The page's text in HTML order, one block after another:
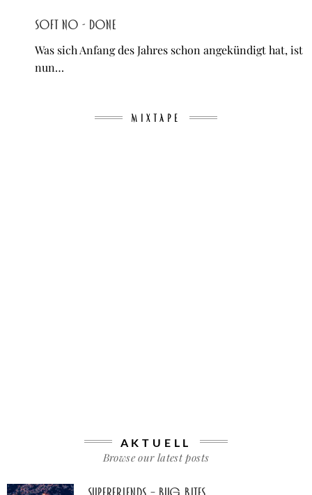
Soft No - Done
Was sich Anfang des Jahres schon angekündigt hat, ist
nun…
MIXTAPE
AKTUELL
Browse our latest posts